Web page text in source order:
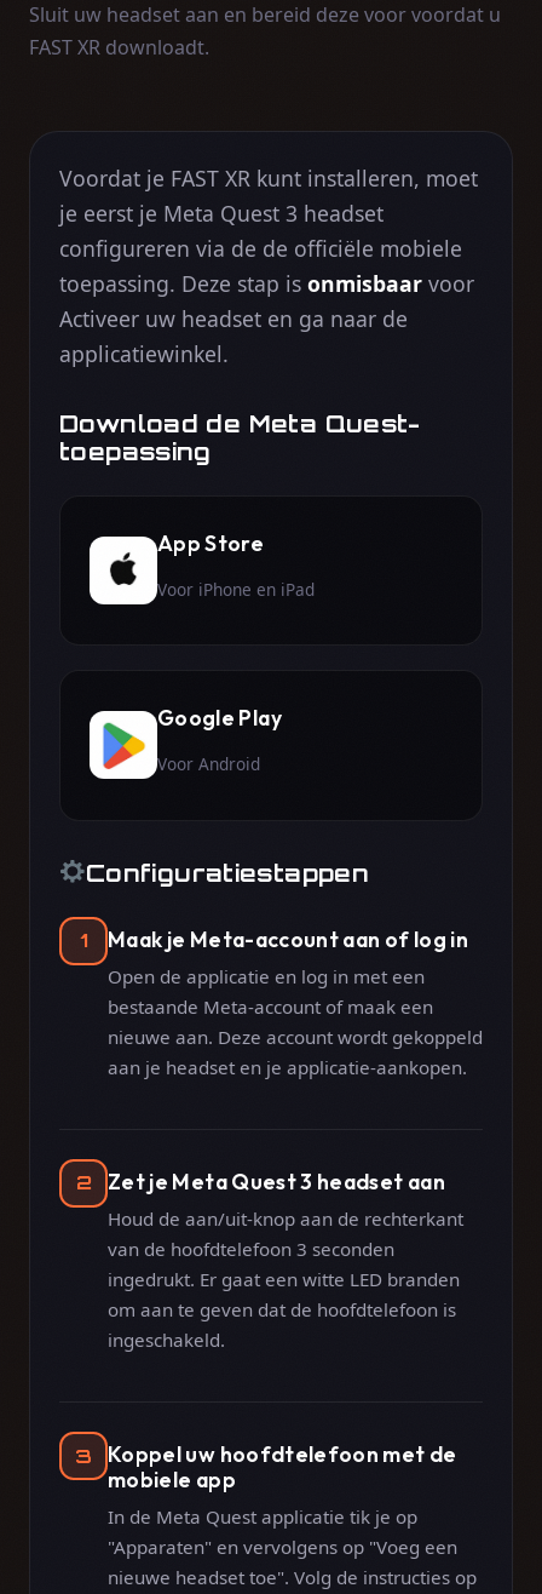
Sluit uw headset aan en bereid deze voor voordat u
FAST XR downloadt.
Voordat je FAST XR kunt installeren, moet
je eerst je Meta Quest 3 headset
configureren via de de officiële mobiele
toepassing. Deze stap is onmisbaar voor
Activeer uw headset en ga naar de
applicatiewinkel.
Download de Meta Quest-
toepassing
App Store
Voor iPhone en iPad
Google Play
Voor Android
Configuratiestappen
1 Maak je Meta-account aan of log in
Open de applicatie en log in met een
bestaande Meta-account of maak een
nieuwe aan. Deze account wordt gekoppeld
aan je headset en je applicatie-aankopen.
2 Zet je Meta Quest 3 headset aan
Houd de aan/uit-knop aan de rechterkant
van de hoofdtelefoon 3 seconden
ingedrukt. Er gaat een witte LED branden
om aan te geven dat de hoofdtelefoon is
ingeschakeld.
3
Koppel uw hoofdtelefoon met de
mobiele app
In de Meta Quest applicatie tik je op
"Apparaten" en vervolgens op "Voeg een
nieuwe headset toe". Volg de instructies op